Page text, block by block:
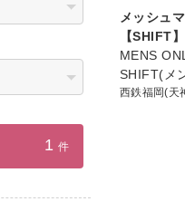
メッシュ
【SHIFT】
MENS
SHIFT(メ
西鉄福岡(天
1 件